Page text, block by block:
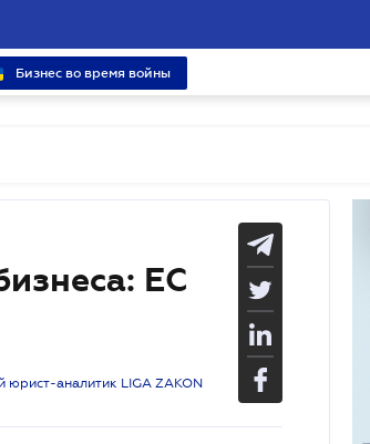
Бизнес во время войны
ЕС
аналитик LIGA ZAKON